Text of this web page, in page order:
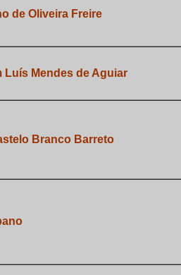
de Oliveira Freire
Luís Mendes de Aguiar
Branco Barreto